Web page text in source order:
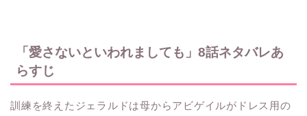
「愛さないといわれましても」8話ネタバレあ
らすじ
訓練を終えたジェラルドは母からアビゲイルがドレス用の